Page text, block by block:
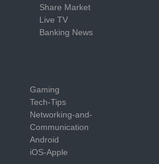
Share Market
Live TV
Banking News
Gaming
Tech-Tips
Networking-and-
Communication
Android
iOS-Apple